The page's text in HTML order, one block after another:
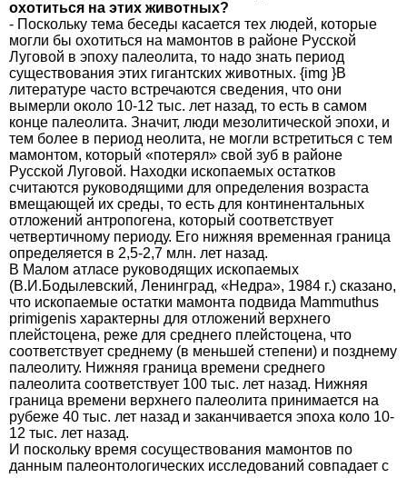
охотиться на этих животных?
- Поскольку тема беседы касается тех людей, которые
могли бы охотиться на мамонтов в районе Русской
Луговой в эпоху палеолита, то надо знать период
существования этих гигантских животных. {img }В
литературе часто встречаются сведения, что они
вымерли около 10-12 тыс. лет назад, то есть в самом
конце палеолита. Значит, люди мезолитической эпохи, и
тем более в период неолита, не могли встретиться с тем
мамонтом, который «потерял» свой зуб в районе
Русской Луговой. Находки ископаемых остатков
считаются руководящими для определения возраста
вмещающей их среды, то есть для континентальных
отложений антропогена, который соответствует
четвертичному периоду. Его нижняя временная граница
определяется в 2,5-2,7 млн. лет назад.
В Малом атласе руководящих ископаемых
(В.И.Бодылевский, Ленинград, «Недра», 1984 г.) сказано,
что ископаемые остатки мамонта подвида Mammuthus
primigenis характерны для отложений верхнего
плейстоцена, реже для среднего плейстоцена, что
соответствует среднему (в меньшей степени) и позднему
палеолиту. Нижняя граница времени среднего
палеолита соответствует 100 тыс. лет назад. Нижняя
граница времени верхнего палеолита принимается на
рубеже 40 тыс. лет назад и заканчивается эпоха коло 10-
12 тыс. лет назад.
И поскольку время сосуществования мамонтов по
данным палеонтологических исследований совпадает с